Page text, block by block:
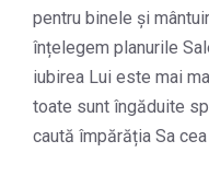
pentru binele și
înțelegem planurile
iubirea Lui este mai
toate sunt îngăduite
caută împărăția Sa cea